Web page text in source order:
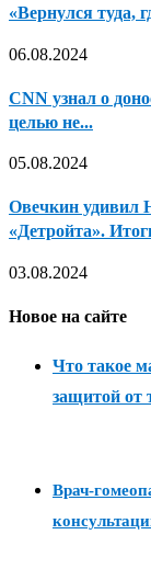
«Вернулся туда,
06.08.2024
CNN узнал о
целью не...
05.08.2024
Овечкин удивил
«Детройта».
03.08.2024
Новое на сайте
Что такое
защитой от
Врач-